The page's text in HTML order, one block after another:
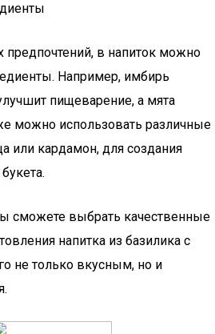
предпочтений, в напиток можно
Например, имбирь
пищеварение, а мята
можно использовать различные
или кардамон, для создания
сможете выбрать качественные
напитка из базилика с
не только вкусным, но и